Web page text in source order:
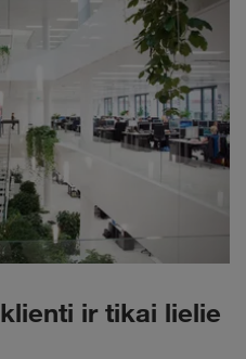
ir tikai lielie